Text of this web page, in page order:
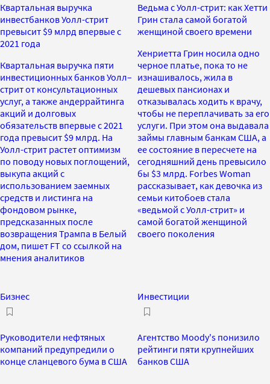
Квартальная выручка
инвестбанков Уолл-стрит
превысит $9 млрд впервые с
2021 года
Квартальная выручка пяти
инвестиционных банков Уолл–
стрит от консультационных
услуг, а также андеррайтинга
акций и долговых
обязательств впервые с 2021
года превысит $9 млрд. На
Уолл-стрит растет оптимизм
по поводу новых поглощений,
выкупа акций с
использованием заемных
средств и листинга на
фондовом рынке,
предсказанных после
возвращения Трампа в Белый
дом, пишет FT со ссылкой на
мнения аналитиков
Ведьма с Уолл-стрит: как Хетти
Грин стала самой богатой
женщиной своего времени
Хенриетта Грин носила одно
черное платье, пока то не
изнашивалось, жила в
дешевых пансионах и
отказывалась ходить к врачу,
чтобы не переплачивать за его
услуги. При этом она выдавала
займы главным банкам США, а
ее состояние в пересчете на
сегодняшний день превысило
бы $3 млрд. Forbes Woman
рассказывает, как девочка из
семьи китобоев стала
«ведьмой с Уолл-стрит» и
самой богатой женщиной
своего поколения
Бизнес
Руководители нефтяных
компаний предупредили о
конце сланцевого бума в США
Инвестиции
Агентство Moody's понизило
рейтинги пяти крупнейших
банков США